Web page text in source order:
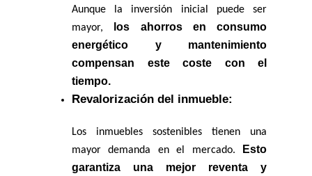
Aunque la inversión inicial puede ser
mayor, los ahorros en consumo
energético y mantenimiento
compensan este coste con el
tiempo.
Revalorización del inmueble:
Los inmuebles sostenibles tienen una
mayor demanda en el mercado. Esto
garantiza una mejor reventa y